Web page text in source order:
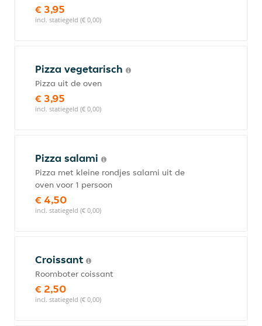
€ 3,95
incl. statiegeld (€ 0,00)
Pizza vegetarisch
Pizza uit de oven
€ 3,95
incl. statiegeld (€ 0,00)
Pizza salami
Pizza met kleine rondjes salami uit de
oven voor 1 persoon
€ 4,50
incl. statiegeld (€ 0,00)
Croissant
Roomboter coissant
€ 2,50
incl. statiegeld (€ 0,00)